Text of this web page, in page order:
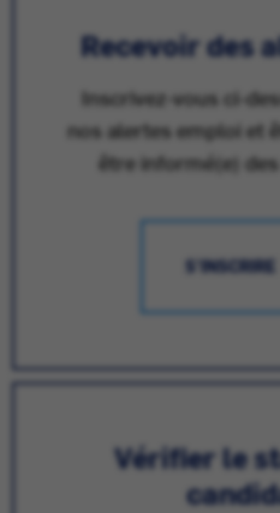
Recevoir des
Inscrivez-vous ci-
nos alertes emploi et
être informé(e)
S'INSCRIRE
Vérifier le